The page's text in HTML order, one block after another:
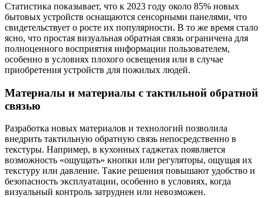
Статистика показывает, что к 2023 году около 85% новых
бытовых устройств оснащаются сенсорными панелями, что
свидетельствует о росте их популярности. В то же время стало
ясно, что простая визуальная обратная связь ограничена для
полноценного восприятия информации пользователем,
особенно в условиях плохого освещения или в случае
приобретения устройств для пожилых людей.
Материалы и материалы с тактильной обратной
связью
Разработка новых материалов и технологий позволила
внедрить тактильную обратную связь непосредственно в
текстуры. Например, в кухонных гаджетах появляется
возможность «ощущать» кнопки или регуляторы, ощущая их
текстуру или давление. Такие решения повышают удобство и
безопасность эксплуатации, особенно в условиях, когда
визуальный контроль затруднен или невозможен.